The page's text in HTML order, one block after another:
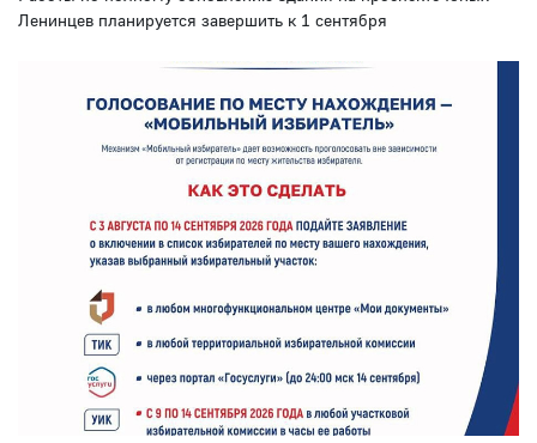
Ленинцев планируется завершить к 1 сентября